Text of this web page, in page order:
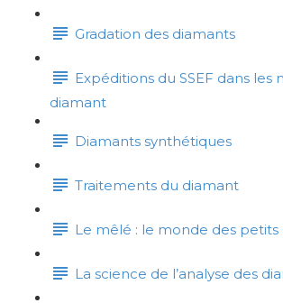
Gradation des diamants
Expéditions du SSEF dans les
diamant
Diamants synthétiques
Traitements du diamant
Le mêlé : le monde des petits
La science de l’analyse des